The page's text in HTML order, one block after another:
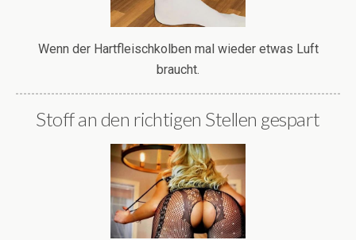
Wenn der Hartfleischkolben mal wieder etwas Luft
braucht.
Stoff an den richtigen Stellen gespart